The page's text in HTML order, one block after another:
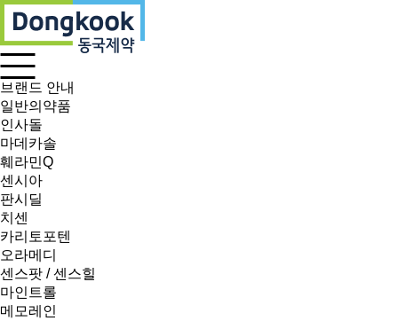
브랜드 안내
일반의약품
인사돌
마데카솔
훼라민Q
센시아
판시딜
치센
카리토포텐
오라메디
센스팟 / 센스힐
마인트롤
메모레인